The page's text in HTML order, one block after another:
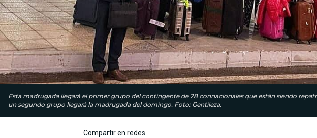
Esta madrugada llegará el primer grupo del contingente de 28 connacionales que están siendo
un segundo grupo llegará la madrugada del domingo. Foto: Gentileza.
Compartir en redes